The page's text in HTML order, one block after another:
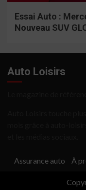
Essai Auto :
Nouveau SUV
Auto Loisirs
Assurance auto À